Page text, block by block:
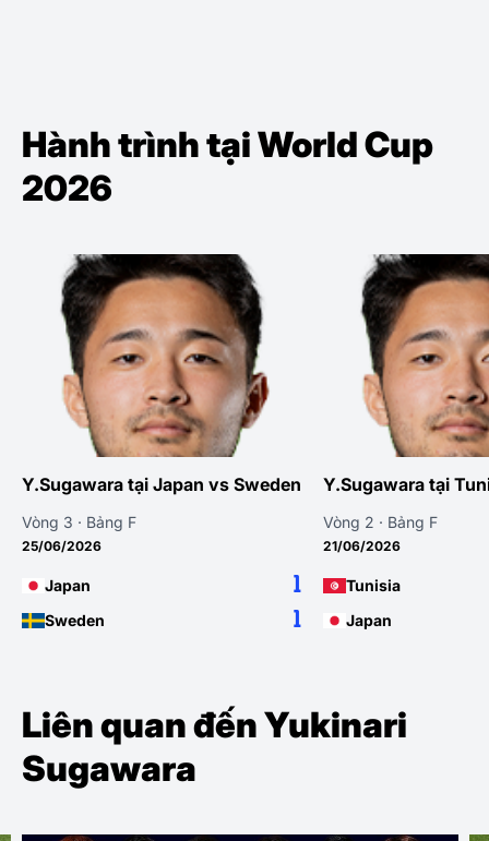
Hành trình tại World Cup
2026
Y.Sugawara tại Japan vs Sweden
Vòng 3 · Bảng F
25/06/2026
Japan 1
Sweden 1
Y.Sugawara tại
Vòng 2 · Bảng F
21/06/2026
Tunisia
Japan
Liên quan đến Yukinari
Sugawara